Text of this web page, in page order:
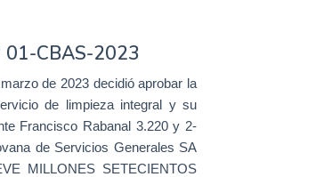
01-CBAS-2023
de 2023 decidió aprobar la
de limpieza integral y su
Francisco Rabanal 3.220 y 2-
de Servicios Generales SA
MILLONES SETECIENTOS